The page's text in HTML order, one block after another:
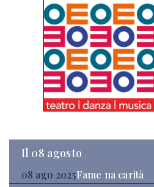
Il 08 agosto
08 ago 2025Fame na carità